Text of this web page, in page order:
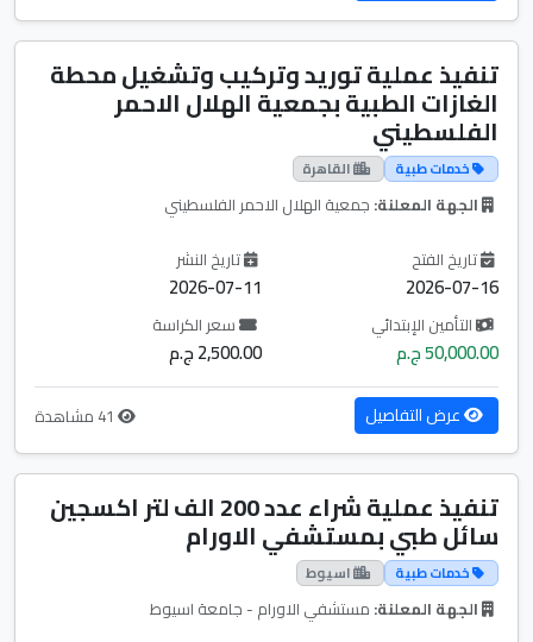
تنفيذ عملية توريد وتركيب وتشغيل محطة
الغازات الطبية بجمعية الهلال الاحمر
الفلسطيني
خدمات طبية القاهرة
الجهة المعلنة: جمعية الهلال الاحمر الفلسطيني
تاريخ الفتح
2026-07-16
تاريخ النشر
2026-07-11
التأمين الإبتدائي
50,000.00 ج.م
سعر الكراسة
2,500.00 ج.م
عرض التفاصيل
تنفيذ عملية شراء عدد 200 الف لتر اكسجين
سائل طبي بمستشفي الاورام
خدمات طبية اسيوط
الجهة المعلنة: مستشفي الاورام - جامعة اسيوط